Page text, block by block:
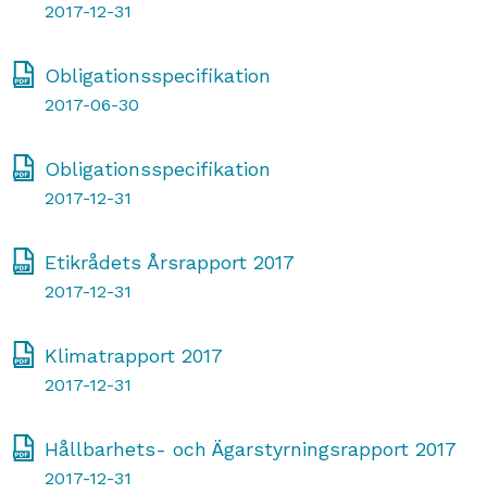
2017-12-31
Obligationsspecifikation
2017-06-30
Obligationsspecifikation
2017-12-31
Etikrådets Årsrapport 2017
2017-12-31
Klimatrapport 2017
2017-12-31
Hållbarhets- och Ägarstyrningsrapport 2017
2017-12-31